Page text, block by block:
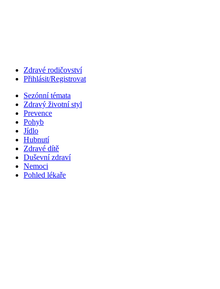
Zdravé rodičovství
Přihlásit/Registrovat
Sezónní témata
Zdravý životní styl
Prevence
Pohyb
Jídlo
Hubnutí
Zdravé dítě
Duševní zdraví
Nemoci
Pohled lékaře